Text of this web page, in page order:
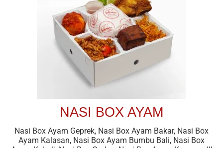
NASI BOX AYAM
Nasi Box Ayam Geprek, Nasi Box Ayam Bakar, Nasi Box
Ayam Kalasan, Nasi Box Ayam Bumbu Bali, Nasi Box